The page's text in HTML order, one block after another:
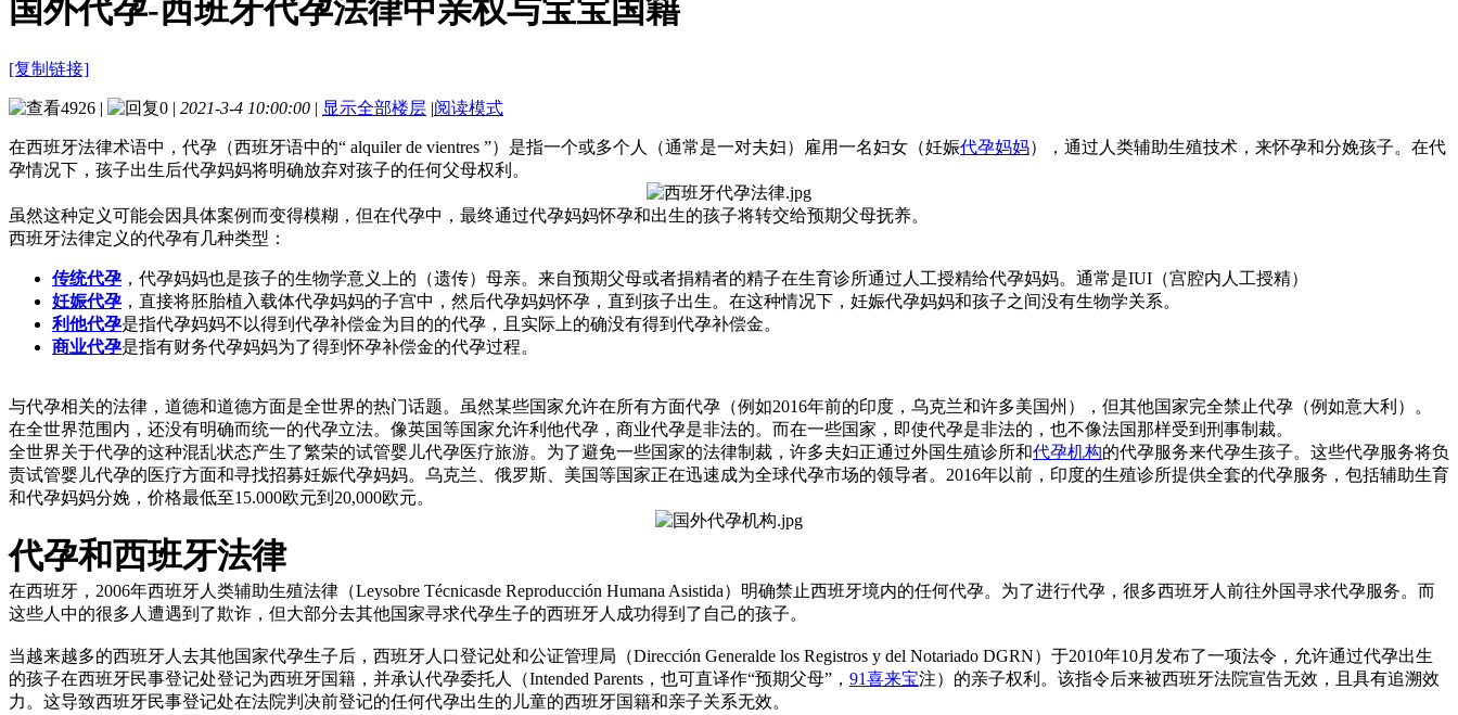
国外代孕-西班牙代孕法律中亲权与宝宝国籍
[复制链接]
4926 | 0 | 2021-3-4 10:00:00 | 显示全部楼层 |阅读模式
在西班牙法律术语中，代孕（西班牙语中的“ alquiler de vientres ”）是指一个或多个人（通常是一对夫妇）雇用一名妇女（妊娠代孕妈妈），通过人类辅助生殖技术，来怀孕和分娩孩子。在代
孕情况下，孩子出生后代孕妈妈将明确放弃对孩子的任何父母权利。
虽然这种定义可能会因具体案例而变得模糊，但在代孕中，最终通过代孕妈妈怀孕和出生的孩子将转交给预期父母抚养。
西班牙法律定义的代孕有几种类型：
传统代孕 ，代孕妈妈也是孩子的生物学意义上的（遗传）母亲。来自预期父母或者捐精者的精子在生育诊所通过人工授精给代孕妈妈。通常是IUI（宫腔内人工授精）
妊娠代孕 ，直接将胚胎植入载体代孕妈妈的子宫中，然后代孕妈妈怀孕，直到孩子出生。在这种情况下，妊娠代孕妈妈和孩子之间没有生物学关系。
利他代孕是指代孕妈妈不以得到代孕补偿金为目的的代孕，且实际上的确没有得到代孕补偿金。
商业代孕是指有财务代孕妈妈为了得到怀孕补偿金的代孕过程。
与代孕相关的法律，道德和道德方面是全世界的热门话题。虽然某些国家允许在所有方面代孕（例如2016年前的印度，乌克兰和许多美国州），但其他国家完全禁止代孕（例如意大利）。
在全世界范围内，还没有明确而统一的代孕立法。像英国等国家允许利他代孕，商业代孕是非法的。而在一些国家，即使代孕是非法的，也不像法国那样受到刑事制裁。
全世界关于代孕的这种混乱状态产生了繁荣的试管婴儿代孕医疗旅游。为了避免一些国家的法律制裁，许多夫妇正通过外国生殖诊所和代孕机构的代孕服务来代孕生孩子。这些代孕服务将负
责试管婴儿代孕的医疗方面和寻找招募妊娠代孕妈妈。乌克兰、俄罗斯、美国等国家正在迅速成为全球代孕市场的领导者。2016年以前，印度的生殖诊所提供全套的代孕服务，包括辅助生育
和代孕妈妈分娩，价格最低至15.000欧元到20,000欧元。
代孕和西班牙法律
在西班牙，2006年西班牙人类辅助生殖法律（Leysobre Técnicasde Reproducción Humana Asistida）明确禁止西班牙境内的任何代孕。为了进行代孕，很多西班牙人前往外国寻求代孕服务。而
这些人中的很多人遭遇到了欺诈，但大部分去其他国家寻求代孕生子的西班牙人成功得到了自己的孩子。
当越来越多的西班牙人去其他国家代孕生子后，西班牙人口登记处和公证管理局（Dirección Generalde los Registros y del Notariado DGRN）于2010年10月发布了一项法令，允许通过代孕出生
的孩子在西班牙民事登记处登记为西班牙国籍，并承认代孕委托人（Intended Parents，也可直译作“预期父母”， 91喜来宝注）的亲子权利。该指令后来被西班牙法院宣告无效，且具有追溯效
力。这导致西班牙民事登记处在法院判决前登记的任何代孕出生的儿童的西班牙国籍和亲子关系无效。